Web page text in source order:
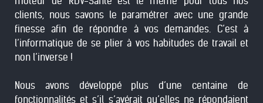
clients, nous savons le paramétrer avec une grande
finesse afin de répondre à vos demandes. C’est à
l’informatique de se plier à vos habitudes de travail et
non l’inverse !
Nous avons développé plus d’une centaine de
fonctionnalités et s’il s’avérait qu’elles ne répondaient